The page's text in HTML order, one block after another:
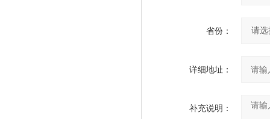
省份：
详细地址：
补充说明：